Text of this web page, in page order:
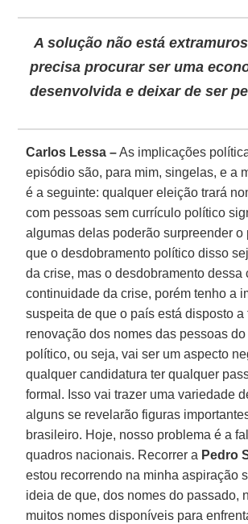
A solução não está
precisa procurar ser uma
desenvolvida e deixar de ser
Carlos Lessa –As implicações
episódio são, para mim, singelas, e a
é a seguinte: qualquer eleição trará
com pessoas sem currículo político
algumas delas poderão surpreender o
que o desdobramento político disso
da crise, mas o desdobramento dessa
continuidade da crise, porém tenho a
suspeita de que o país está disposto a
renovação dos nomes das pessoas
político, ou seja, vai ser um aspecto
qualquer candidatura ter qualquer
formal. Isso vai trazer uma variedade
alguns se revelarão figuras
brasileiro. Hoje, nosso problema é a
quadros nacionais. Recorrer a Pedro
estou recorrendo na minha aspiração
ideia de que, dos nomes do passado,
muitos nomes disponíveis para